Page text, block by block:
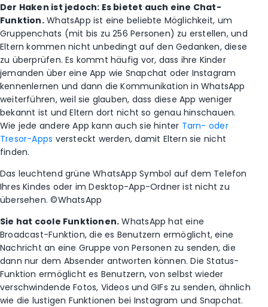
Der Haken ist jedoch: Es bietet auch eine Chat-
Funktion.WhatsApp ist eine beliebte Möglichkeit, um
Gruppenchats (mit bis zu 256 Personen) zu erstellen, und
Eltern kommen nicht unbedingt auf den Gedanken, diese
zu überprüfen. Es kommt häufig vor, dass ihre Kinder
jemanden über eine App wie Snapchat oder Instagram
kennenlernen und dann die Kommunikation in WhatsApp
weiterführen, weil sie glauben, dass diese App weniger
bekannt ist und Eltern dort nicht so genau hinschauen.
Wie jede andere App kann auch sie hinter Tarn- oder
Tresor-Apps versteckt werden, damit Eltern sie nicht
finden.
Das leuchtend grüne WhatsApp Symbol auf dem Telefon
Ihres Kindes oder im Desktop-App-Ordner ist nicht zu
übersehen. ©WhatsApp
Sie hat coole Funktionen. WhatsApp hat eine
Broadcast-Funktion, die es Benutzern ermöglicht, eine
Nachricht an eine Gruppe von Personen zu senden, die
dann nur dem Absender antworten können. Die Status-
Funktion ermöglicht es Benutzern, von selbst wieder
verschwindende Fotos, Videos und GIFs zu senden, ähnlich
wie die lustigen Funktionen bei Instagram und Snapchat.